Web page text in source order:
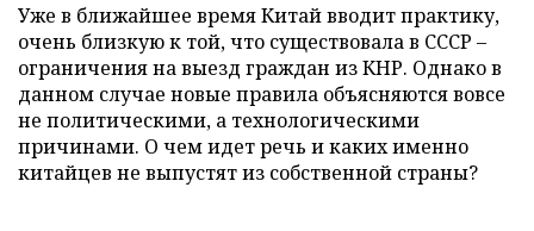
Уже в ближайшее время Китай вводит практику,
очень близкую к той, что существовала в СССР –
ограничения на выезд граждан из КНР. Однако в
данном случае новые правила объясняются вовсе
не политическими, а технологическими
причинами. О чем идет речь и каких именно
китайцев не выпустят из собственной страны?